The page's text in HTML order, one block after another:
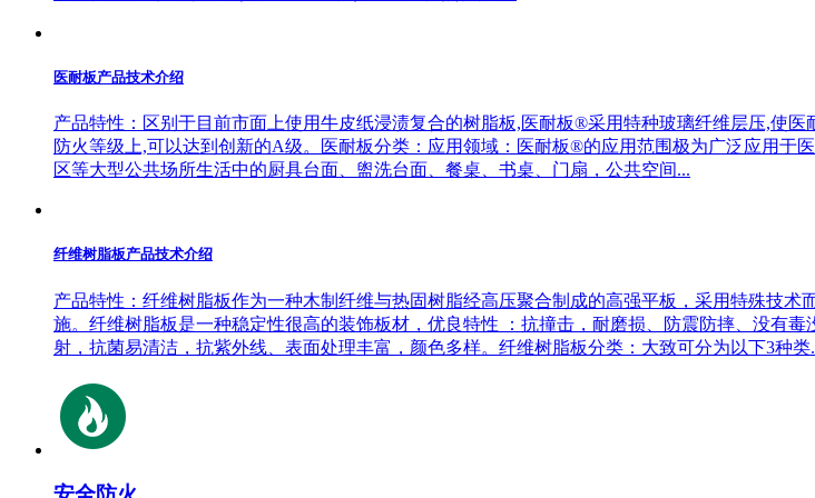
医耐板产品技术介绍
产品特性：区别于目前市面上使用牛皮纸浸渍复合的树脂板,医耐板®采用特种玻璃纤维层压,使
防火等级上,可以达到创新的A级。医耐板分类：应用领域：医耐板®的应用范围极为广泛应用
区等大型公共场所生活中的厨具台面、盥洗台面、餐桌、书桌、门扇，公共空间...
纤维树脂板产品技术介绍
产品特性：纤维树脂板作为一种木制纤维与热固树脂经高压聚合制成的高强平板，采用特殊技
施。纤维树脂板是一种稳定性很高的装饰板材，优良特性 ：抗撞击，耐磨损、防震防摔、没有
射，抗菌易清洁，抗紫外线、表面处理丰富，颜色多样。纤维树脂板分类：大致可分为以下3种类